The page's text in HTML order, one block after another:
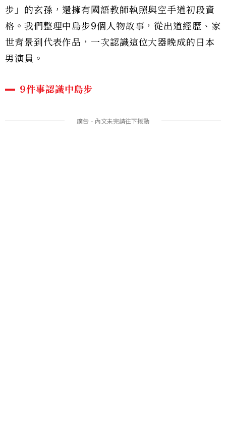
步」的玄孫，還擁有國語教師執照與空手道初段資
格。我們整理中島步9個人物故事，從出道經歷、家
世背景到代表作品，一次認識這位大器晚成的日本
男演員。
9件事認識中島步